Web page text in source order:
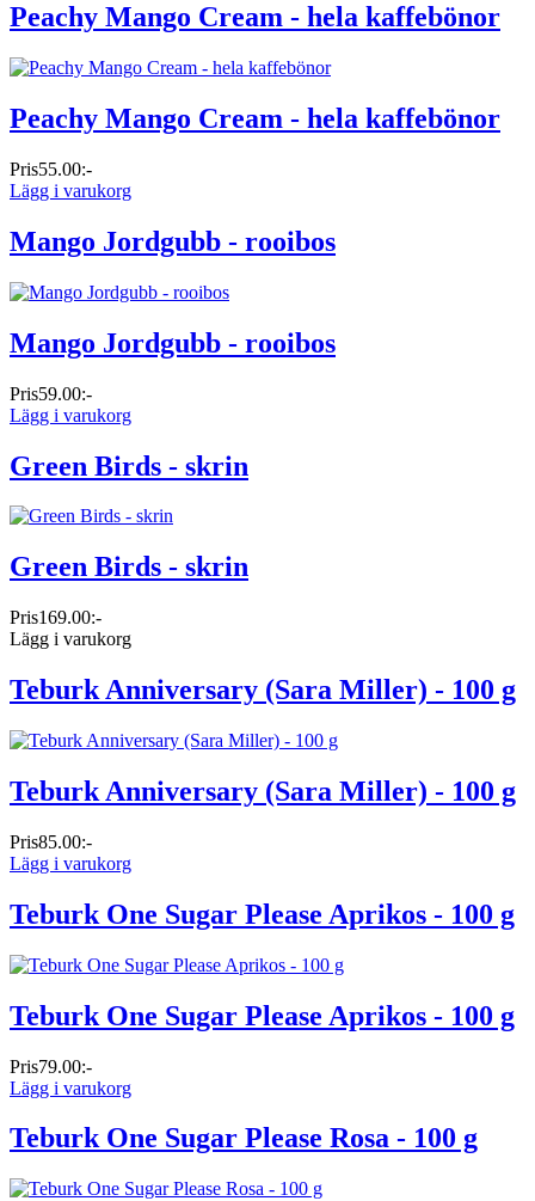
Peachy Mango Cream - hela kaffebönor
Peachy Mango Cream - hela kaffebönor
Pris55.00:-
Lägg i varukorg
Mango Jordgubb - rooibos
Mango Jordgubb - rooibos
Pris59.00:-
Lägg i varukorg
Green Birds - skrin
Green Birds - skrin
Pris169.00:-
Lägg i varukorg
Teburk Anniversary (Sara Miller) - 100 g
Teburk Anniversary (Sara Miller) - 100 g
Pris85.00:-
Lägg i varukorg
Teburk One Sugar Please Aprikos - 100 g
Teburk One Sugar Please Aprikos - 100 g
Pris79.00:-
Lägg i varukorg
Teburk One Sugar Please Rosa - 100 g